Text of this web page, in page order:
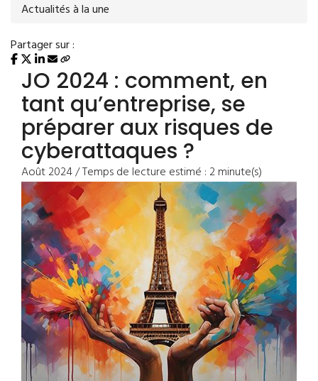
Actualités à la une
Partager sur :
JO 2024 : comment, en
tant qu’entreprise, se
préparer aux risques de
cyberattaques ?
Août 2024 / Temps de lecture estimé : 2 minute(s)